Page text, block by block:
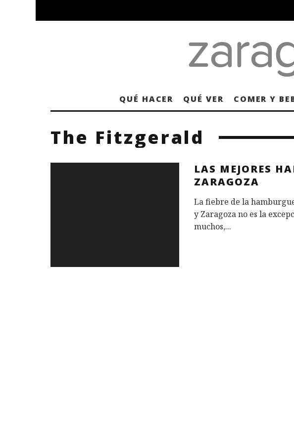
QUÉ HACER QUÉ VER COMER Y
The Fitzgerald
LAS MEJORES
ZARAGOZA
La fiebre de la
y Zaragoza no es la
muchos,...